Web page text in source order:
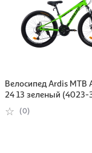
Велосипед Ardis МТВ
24 13 зеленый (4023-
(0)